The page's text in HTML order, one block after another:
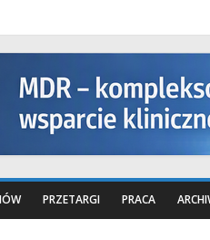
PRZETARGI PRACA